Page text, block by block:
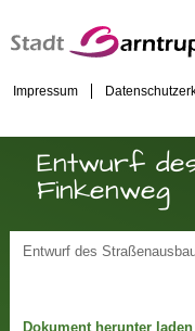
Impressum
Entwurf
Finkenweg
Entwurf des
Dokument herunter laden